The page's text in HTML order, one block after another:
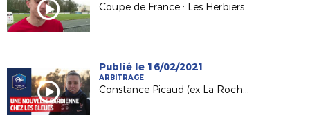
Coupe de France : Les Herbiers VF toujours en course
Publié le 16/02/2021
ARBITRAGE
Constance Picaud (ex La Roche ESOF) : une nouvelle gardienne chez les Bleues